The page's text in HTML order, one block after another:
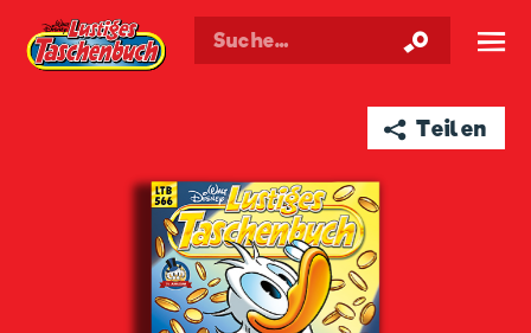
Walt Disneys Taschenbuch ☰
➦ Teilen